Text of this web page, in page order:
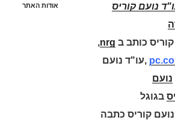
נועם קוריס
כותב ב nrg
,
,עו"ד נועם
נועם
בגוגל
קוריס כתבה
אודות האתר